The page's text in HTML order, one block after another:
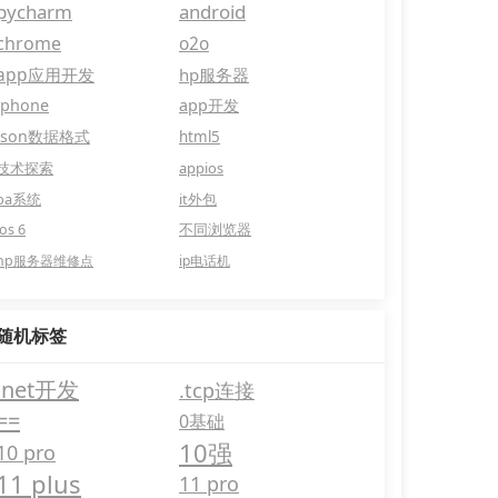
android
o2o
应用开发
hp服务器
app开发
数据格式
html5
术探索
appios
系统
it外包
6
不同浏览器
服务器维修点
ip电话机
机标签
开发 .tcp连接
0基础
pro
10强
plus
11 pro